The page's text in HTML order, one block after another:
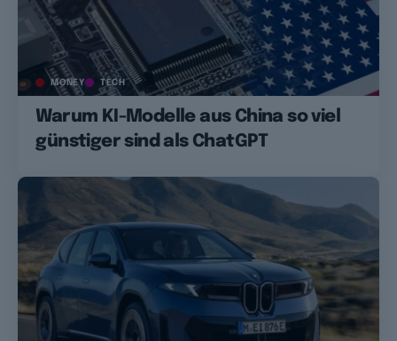
MONEY TECH
Warum KI-Modelle aus China so viel
günstiger sind als ChatGPT